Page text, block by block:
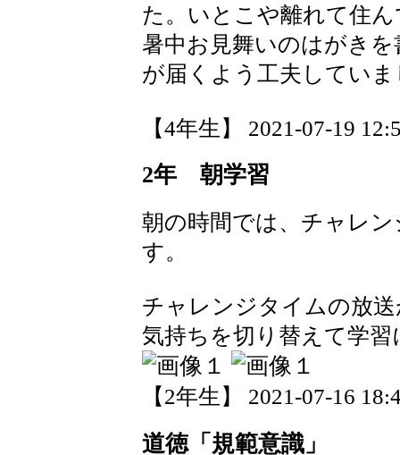
た。いとこや離れて住
暑中お見舞いのはがき
が届くよう工夫してい
【4年生】 2021-07-19
2年 朝学習
朝の時間では、チャレ
す。
チャレンジタイムの放
気持ちを切り替えて学
【2年生】 2021-07-16
道徳「規範意識」